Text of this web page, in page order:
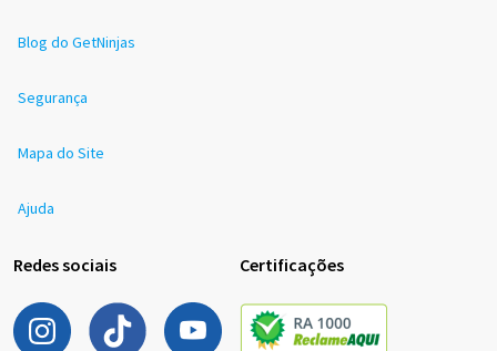
Blog do GetNinjas
Segurança
Mapa do Site
Ajuda
Redes sociais Certificações